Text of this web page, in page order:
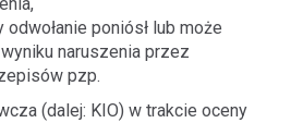
poniósł lub może
naruszenia przez
pzp.
(dalej: KIO) w trakcie oceny